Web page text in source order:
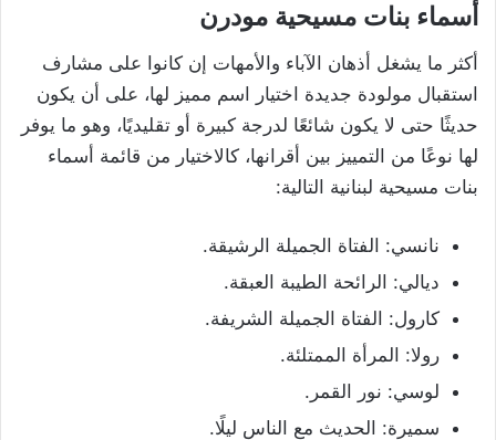
أسماء بنات مسيحية مودرن
أكثر ما يشغل أذهان الآباء والأمهات إن كانوا على مشارف
استقبال مولودة جديدة اختيار اسم مميز لها، على أن يكون
حديثًا حتى لا يكون شائعًا لدرجة كبيرة أو تقليديًا، وهو ما يوفر
لها نوعًا من التمييز بين أقرانها، كالاختيار من قائمة أسماء
بنات مسيحية لبنانية التالية:
نانسي: الفتاة الجميلة الرشيقة.
ديالي: الرائحة الطيبة العبقة.
كارول: الفتاة الجميلة الشريفة.
رولا: المرأة الممتلئة.
لوسي: نور القمر.
سميرة: الحديث مع الناس ليلًا.